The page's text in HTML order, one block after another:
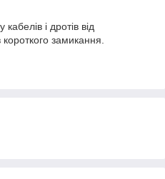
і дротів від
замикання.